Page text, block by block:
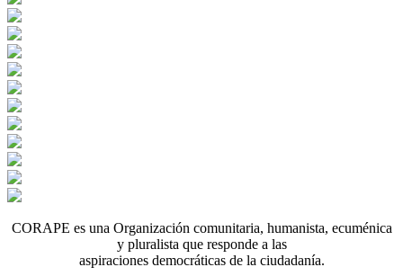
CORAPE es una Organización comunitaria, humanista, ecuménica
y pluralista que responde a las
aspiraciones democráticas de la ciudadanía.